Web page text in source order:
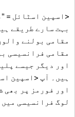
بہت سارے طریقے
مقامی بولنے
مقامی فرانسیسی
اور دیگر جیسے
اور فورمز پر بھی
لوگ فرانسیسی میں